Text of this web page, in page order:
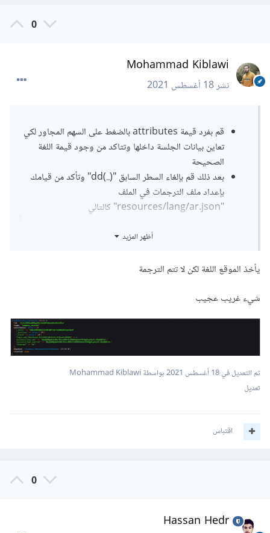
0
Mohammad Kiblawi
نشر18 أغسطس 2021
قم بفرد قيمة attributes بالضغط على السهم المجاور لكي
تعاين بيانات الجلسة داخلها وتتاكد من وجود قيمة اللغة
الصحيحة
بعد ذلك قم بإلغاء السطر السابق "(..)dd" وتأكد من قيامك
بإعداد ملف الترجمات في الملف
"resources/lang/ar.json" كالتالي
"المستخدمين",
"Contact Us":
"تواصل معنا"
}
أظهر المزيد
يأخذ الموقع اللغة لكن لا تتم الترجمة
شيء غريب عجيب
تم التعديل في18 أغسطس 2021
بواسطة Mohammad Kiblawi
تعديل
اقتباس
0
Hassan Hedr